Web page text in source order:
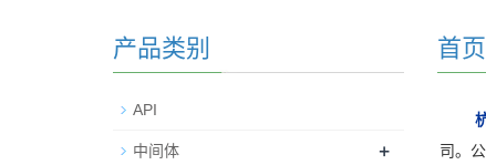
首页
司。公
产品类别
API
中间体 +